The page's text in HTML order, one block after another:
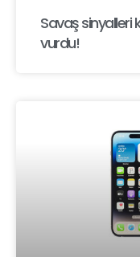
Savaş sinyalleri
vurdu!